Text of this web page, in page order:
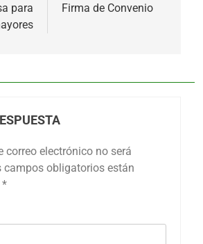
para
Firma de Convenio
correo electrónico no será
campos obligatorios están
*